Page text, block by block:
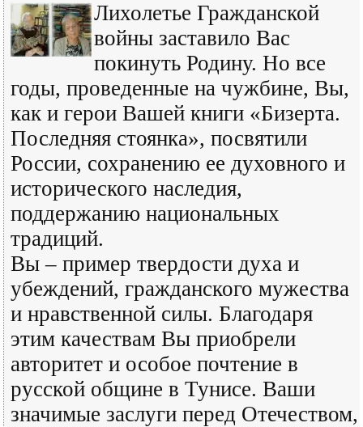
Лихолетье Гражданской
войны заставило Вас
покинуть Родину. Но все
годы, проведенные на чужбине, Вы,
как и герои Вашей книги «Бизерта.
Последняя стоянка», посвятили
России, сохранению ее духовного и
исторического наследия,
поддержанию национальных
традиций.
Вы – пример твердости духа и
убеждений, гражданского мужества
и нравственной силы. Благодаря
этим качествам Вы приобрели
авторитет и особое почтение в
русской общине в Тунисе. Ваши
значимые заслуги перед Отечеством,